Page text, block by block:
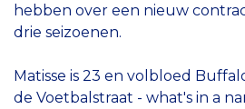
hebben over een nieuw
drie seizoenen.
Matisse is 23 en volbloed
de Voetbalstraat - what's in a